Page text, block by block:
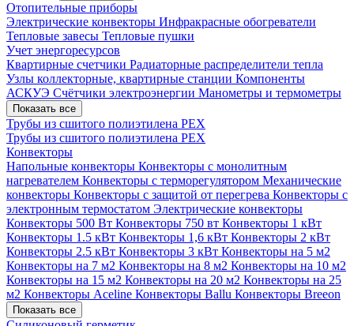
Отопительные приборы
Электрические конвекторы Инфракрасные обогреватели
Тепловые завесы Тепловые пушки
Учет энергоресурсов
Квартирные счетчики Радиаторные распределители тепла
Узлы коллекторные, квартирные станции Компоненты
АСКУЭ Счётчики электроэнергии Манометры и термометры
Показать все
Трубы из сшитого полиэтилена PEX
Трубы из сшитого полиэтилена PEX
Конвекторы
Напольные конвекторы Конвекторы с монолитным
нагревателем Конвекторы с терморегулятором Механические
конвекторы Конвекторы с защитой от перегрева Конвекторы с
электронным термостатом Электрические конвекторы
Конвекторы 500 Вт Конвекторы 750 вт Конвекторы 1 кВт
Конвекторы 1.5 кВт Конвекторы 1,6 кВт Конвекторы 2 кВт
Конвекторы 2.5 кВт Конвекторы 3 кВт Конвекторы на 5 м2
Конвекторы на 7 м2 Конвекторы на 8 м2 Конвекторы на 10 м2
Конвекторы на 15 м2 Конвекторы на 20 м2 Конвекторы на 25
м2 Конвекторы Aceline Конвекторы Ballu Конвекторы Breeon
Показать все